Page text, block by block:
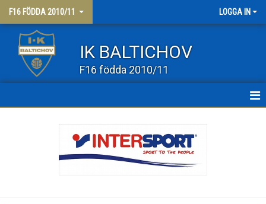
F16 FÖDDA 2010/11 LOGGA IN
IK BALTICHOV
F16 födda 2010/11